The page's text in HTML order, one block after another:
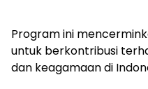
Program ini
untuk berkontribusi
dan keagamaan di